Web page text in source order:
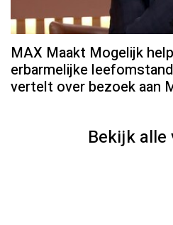
MAX Maakt Mogelijk
erbarmelijke
vertelt over bezoek aan
Bekijk alle